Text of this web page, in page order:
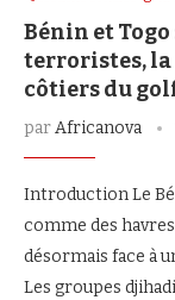
Bénin et
terroristes, la
côtiers du
parAfricanova
Introduction Le
comme des
désormais face à
Les groupes